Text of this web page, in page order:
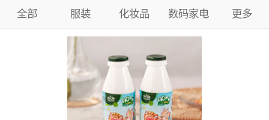
全部 服装 化妆品 数码家电 更多